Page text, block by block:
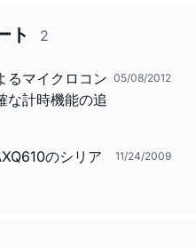
ト 2
るマイクロコン
な計時機能の追
05/08/2012
のシリア
11/24/2009